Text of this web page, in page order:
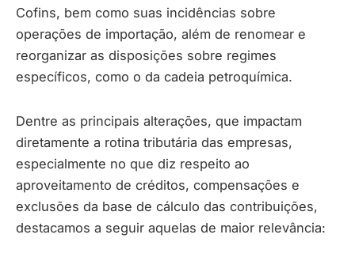
Cofins, bem como suas incidências sobre
operações de importação, além de renomear e
reorganizar as disposições sobre regimes
específicos, como o da cadeia petroquímica.
Dentre as principais alterações, que impactam
diretamente a rotina tributária das empresas,
especialmente no que diz respeito ao
aproveitamento de créditos, compensações e
exclusões da base de cálculo das contribuições,
destacamos a seguir aquelas de maior relevância: